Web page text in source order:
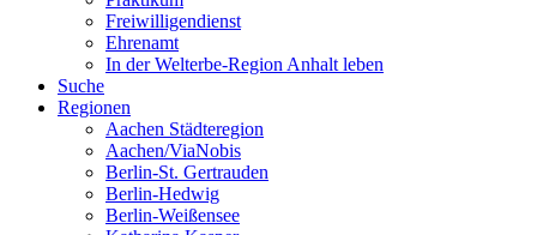
Freiwilligendienst
Ehrenamt
In der Welterbe-Region Anhalt leben
Suche
Regionen
Aachen Städteregion
Aachen/ViaNobis
Berlin-St. Gertrauden
Berlin-Hedwig
Berlin-Weißensee